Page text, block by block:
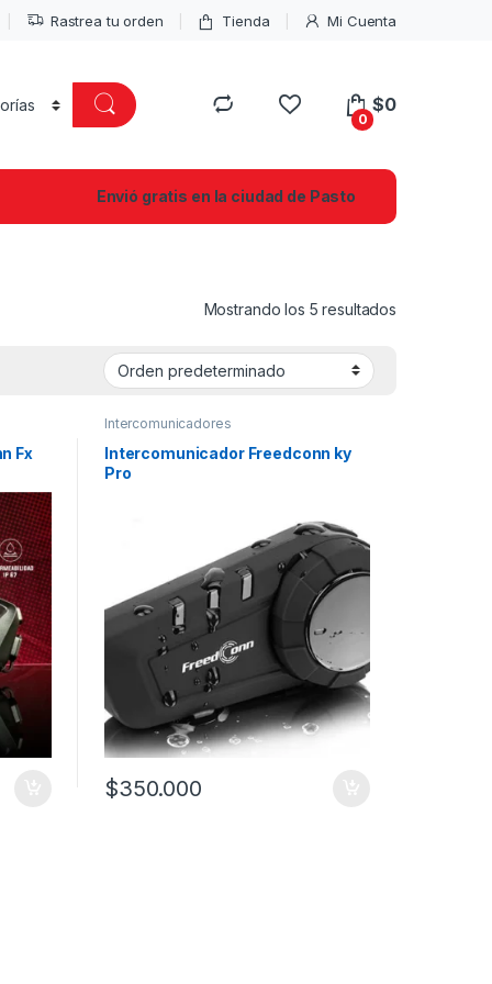
Rastrea tu orden Tienda Mi Cuenta
0
$0
Envió gratis en la ciudad de Pasto
Mostrando los 5 resultados
Fx
Intercomunicadores
Intercomunicador Freedconn ky
Pro
$350.000